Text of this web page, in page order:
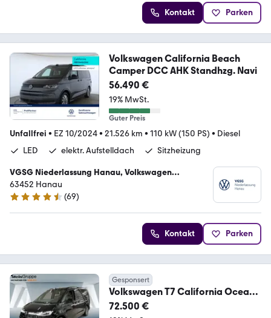
Kontakt Parken
Volkswagen California Beach
Camper DCC AHK Standhzg. Navi
56.490 €
19% MwSt.
Guter Preis
Unfallfrei • EZ 10/2024• 21.526 km • 110 kW (150 PS) • Diesel
LED
elektr. Aufstelldach Sitzheizung
VGSG Niederlassung Hanau, Volkswagen
Gebrauchtfahrzeughandels und Service GmbH
63452 Hanau
4.3 Sterne
(69)
Kontakt Parken
Gesponsert
Volkswagen T7 California Ocean
2.0 TDI AHK Navi ACC HUD
72.500 €